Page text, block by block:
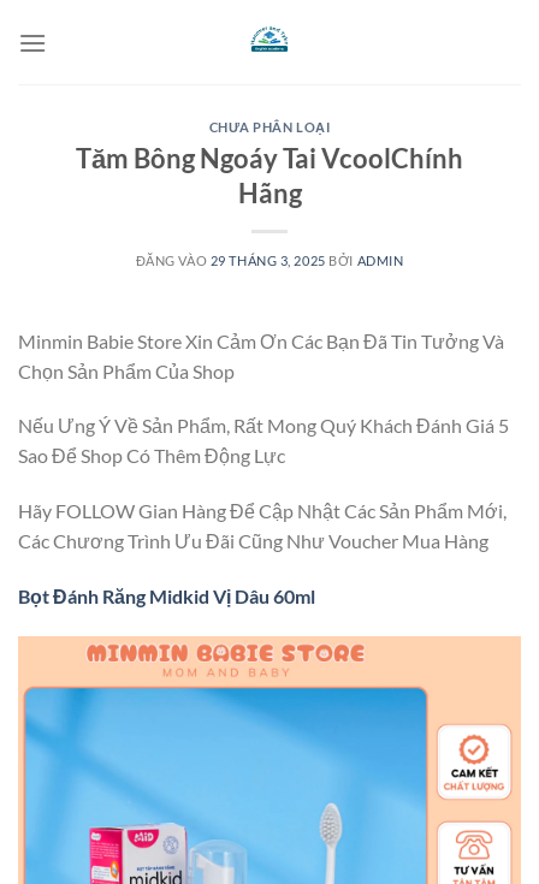
qua
CHƯA PHÂN LOẠI
Tăm Bông Ngoáy Tai VcoolChính
Hãng
ĐĂNG VÀO 29 THÁNG 3, 2025 BỞI ADMIN
Minmin Babie Store Xin Cảm Ơn Các Bạn Đã Tin Tưởng Và
Chọn Sản Phẩm Của Shop
Nếu Ưng Ý Về Sản Phẩm, Rất Mong Quý Khách Đánh Giá 5
Sao Để Shop Có Thêm Động Lực
Hãy FOLLOW Gian Hàng Để Cập Nhật Các Sản Phẩm Mới,
Các Chương Trình Ưu Đãi Cũng Như Voucher Mua Hàng
Bọt Đánh Răng Midkid Vị Dâu 60ml